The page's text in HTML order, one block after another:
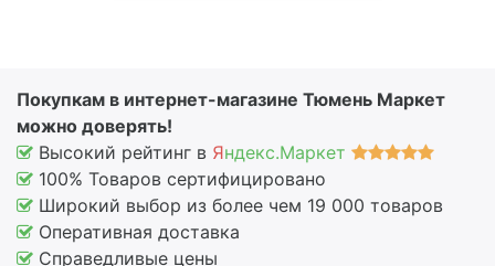
Покупкам в интернет-магазине Тюмень Маркет
можно доверять!
Высокий рейтинг в Яндекс.Маркет
100% Товаров сертифицировано
Широкий выбор из более чем 19 000 товаров
Оперативная доставка
Справедливые цены